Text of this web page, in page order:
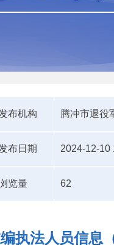
布机构 腾冲市退役
布日期 2024-12-10
览量 62
执法人员信息（